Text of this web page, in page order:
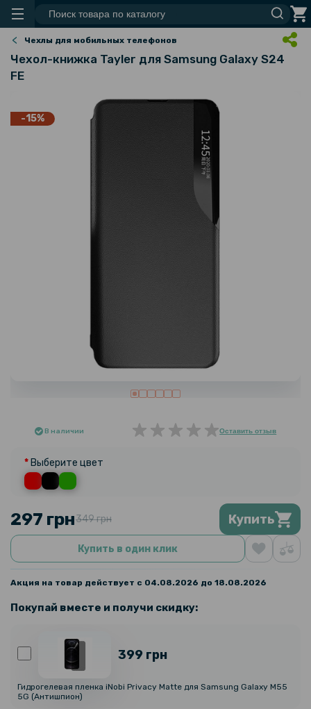
Чехлы для мобильных телефонов
Чехол-книжка Tayler для Samsung Galaxy S24
FE
-15%
В наличии Оставить отзыв
Выберите цвет
297 грн349 грн Купить
Купить в один клик
Акция на товар действует с 04.08.2026 до 18.08.2026
Покупай вместе и получи скидку:
399 грн
Гидрогелевая пленка iNobi Privacy Matte для Samsung Galaxy M55
5G (Антишпион)